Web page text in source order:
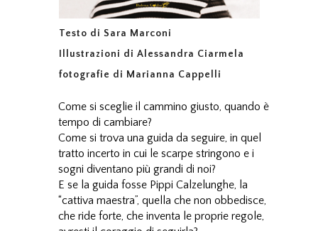
Testo di Sara Marconi
Illustrazioni di Alessandra Ciarmela
fotografie di Marianna Cappelli
Come si sceglie il cammino giusto, quando è
tempo di cambiare?
Come si trova una guida da seguire, in quel
tratto incerto in cui le scarpe stringono e i
sogni diventano più grandi di noi?
E se la guida fosse Pippi Calzelunghe, la
“cattiva maestra”, quella che non obbedisce,
che ride forte, che inventa le proprie regole,